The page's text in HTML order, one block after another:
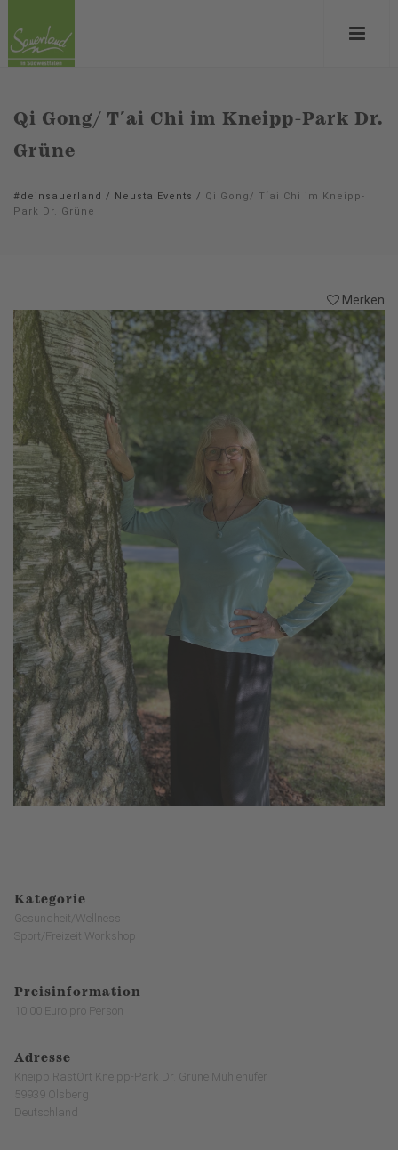
Qi Gong/ T´ai Chi im Kneipp-Park Dr.
Grüne
#deinsauerland / Neusta Events / Qi Gong/ T´ai Chi im Kneipp-
Park Dr. Grüne
Merken
Kategorie
Gesundheit/Wellness
Sport/Freizeit Workshop
Preisinformation
10,00 Euro pro Person
Adresse
Kneipp RastOrt Kneipp-Park Dr. Grüne Mühlenufer
59939 Olsberg
Deutschland